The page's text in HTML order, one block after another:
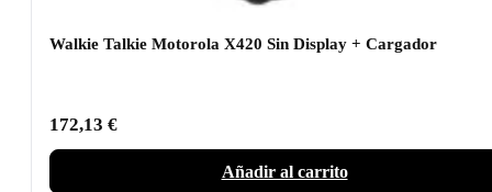
Walkie Talkie Motorola X420 Sin Display + Cargador
172,13 €
Añadir al carrito